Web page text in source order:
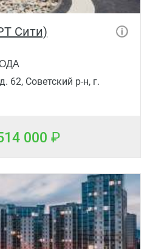
Сити)
62, Советский р-н, г.
000